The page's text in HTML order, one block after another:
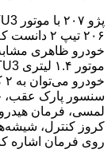
سنسور پارک عقب،
لمسی، فرمان
کروز کنترل،
روی فرمان اشاره